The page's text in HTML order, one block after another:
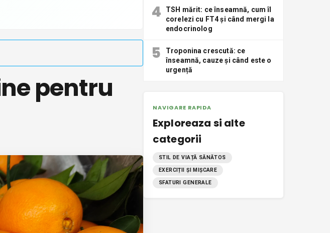
pentru
4
TSH mărit: ce înseamnă, cum îl
corelezi cu FT4 și când mergi la
endocrinolog
5
Troponina crescută: ce
înseamnă, cauze și când este o
urgență
NAVIGARE RAPIDA
Exploreaza si alte
categorii
STIL DE VIAȚĂ SĂNĂTOS
EXERCIȚII ȘI MIȘCARE
SFATURI GENERALE